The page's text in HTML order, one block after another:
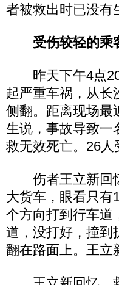
者被救出时已没有
受伤较轻的乘
昨天下午4点20
起严重车祸，从长
侧翻。距离现场最
生说，事故导致一
救无效死亡。26
伤者王立新回忆
大货车，眼看只有
个方向打到行车道
道，没打好，撞到
翻在路面上。王立